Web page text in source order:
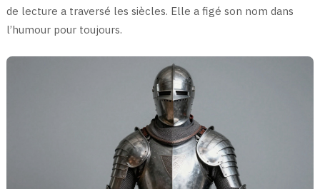
de lecture a traversé les siècles. Elle a figé son nom dans
l’humour pour toujours.